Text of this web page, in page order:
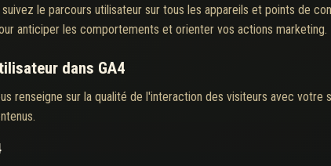
suivez le parcours utilisateur sur tous les appareils et points de
anticiper les comportements et orienter vos actions marketing.
dans GA4
renseigne sur la qualité de l'interaction des visiteurs avec votre